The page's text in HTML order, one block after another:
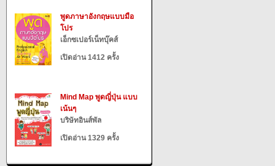
พูดภาษาอังกฤษแบบมือ
โปร
เอ็กซเปอร์เน็ทบุ๊คส์
เปิดอ่าน 1412 ครั้ง
Mind Map พูดญี่ปุ่น แบบ
เน้นๆ
บริษัทอินส์พัล
เปิดอ่าน 1329 ครั้ง